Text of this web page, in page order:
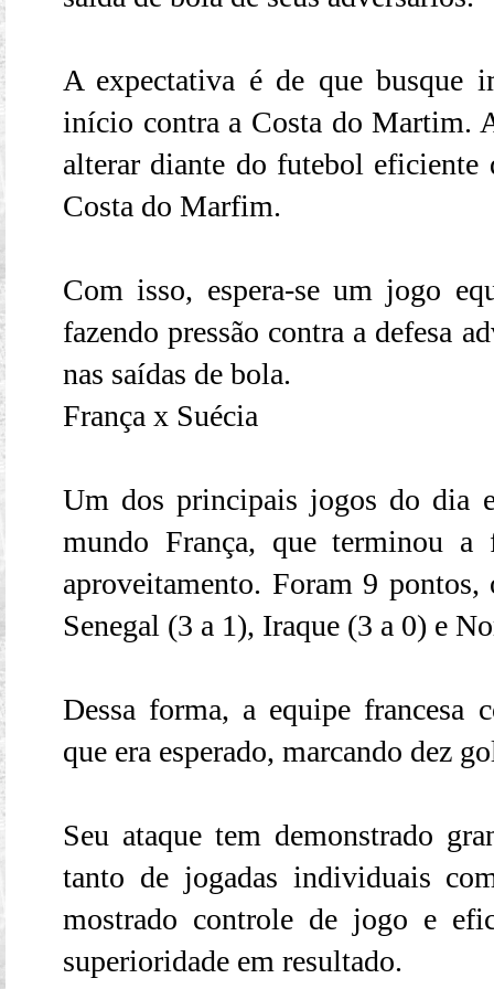
A expectativa é de que
início contra a Costa do Martim.
alterar diante do futebol eficiente
Costa do Marfim.
Com isso, espera-se um jogo
fazendo pressão contra a defesa
nas saídas de bola.
França x Suécia
Um dos principais jogos do dia
mundo França, que terminou
aproveitamento. Foram 9
Senegal (3 a 1), Iraque (3 a 0) e
Dessa forma, a equipe francesa
que era esperado, marcando dez
Seu ataque tem demonstrado
tanto de jogadas individuais
mostrado controle de jogo e
superioridade em resultado.